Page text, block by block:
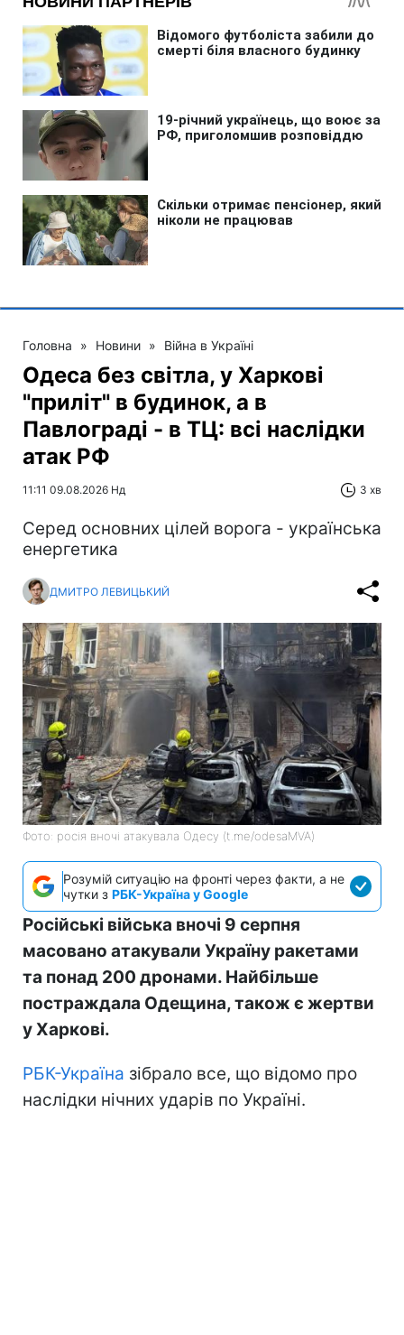
Головна » Новини » Війна в Україні
Одеса без світла, у Харкові
"приліт" в будинок, а в
Павлограді - в ТЦ: всі наслідки
атак РФ
11:11 09.08.2026 Нд 3 хв
Серед основних цілей ворога - українська
енергетика
ДМИТРО ЛЕВИЦЬКИЙ
Фото: росія вночі атакувала Одесу (t.me/odesaMVA)
Розумій ситуацію на фронті через факти, а не
чутки з РБК-Україна у Google
Російські війська вночі 9 серпня
масовано атакували Україну ракетами
та понад 200 дронами. Найбільше
постраждала Одещина, також є жертви
у Харкові.
РБК-Україна зібрало все, що відомо про
наслідки нічних ударів по Україні.